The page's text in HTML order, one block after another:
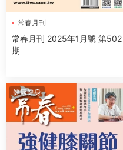
常春月刊
常春月刊 2025年1月號 第502
期
健康健身